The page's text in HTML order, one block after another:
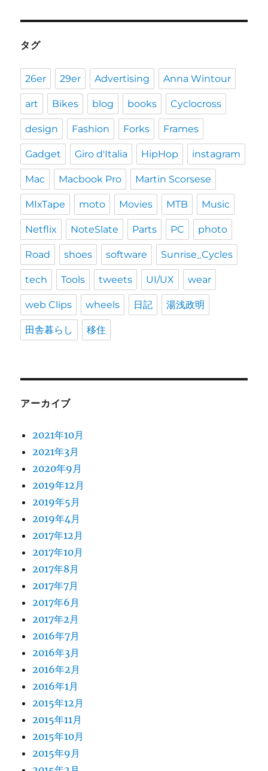
タグ
26er 29er Advertising Anna Wintour
art Bikes blog books Cyclocross
design Fashion Forks Frames
Gadget Giro d'Italia HipHop instagram
Mac Macbook Pro Martin Scorsese
MIxTape moto Movies MTB Music
Netflix NoteSlate Parts PC photo
Road shoes software Sunrise_Cycles
tech Tools tweets UI/UX wear
web Clips wheels 日記 湯浅政明
田舎暮らし 移住
アーカイブ
2021年10月
2021年3月
2020年9月
2019年12月
2019年5月
2019年4月
2017年12月
2017年10月
2017年8月
2017年7月
2017年6月
2017年2月
2016年7月
2016年3月
2016年2月
2016年1月
2015年12月
2015年11月
2015年10月
2015年9月